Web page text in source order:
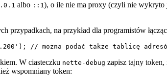
albo ::1), o ile nie ma proxy (czyli nie wykryto
przypadkach, na przykład dla programistów
W ciasteczku nette-debug zapisz tajny token,
wspomniany token: